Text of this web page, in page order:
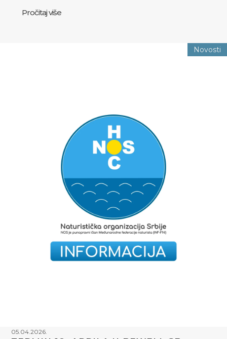
Pročitaj više
Novosti
05.04.2026.